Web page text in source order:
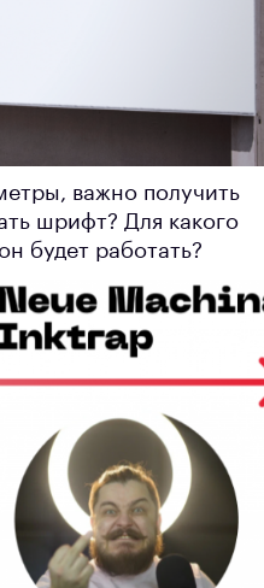
важно получить
шрифт? Для какого
будет работать?